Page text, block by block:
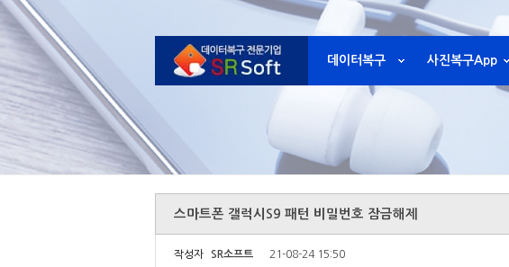
데이터복구 사진복구App
스마트폰 갤럭시S9 패턴 비밀번호 잠금해제
작성자 SR소프트 21-08-24 15:50